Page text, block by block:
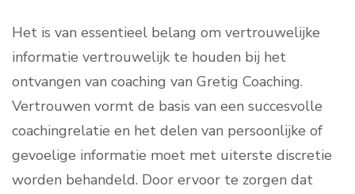
Het is van essentieel belang om vertrouwelijke
informatie vertrouwelijk te houden bij het
ontvangen van coaching van Gretig Coaching.
Vertrouwen vormt de basis van een succesvolle
coachingrelatie en het delen van persoonlijke of
gevoelige informatie moet met uiterste discretie
worden behandeld. Door ervoor te zorgen dat